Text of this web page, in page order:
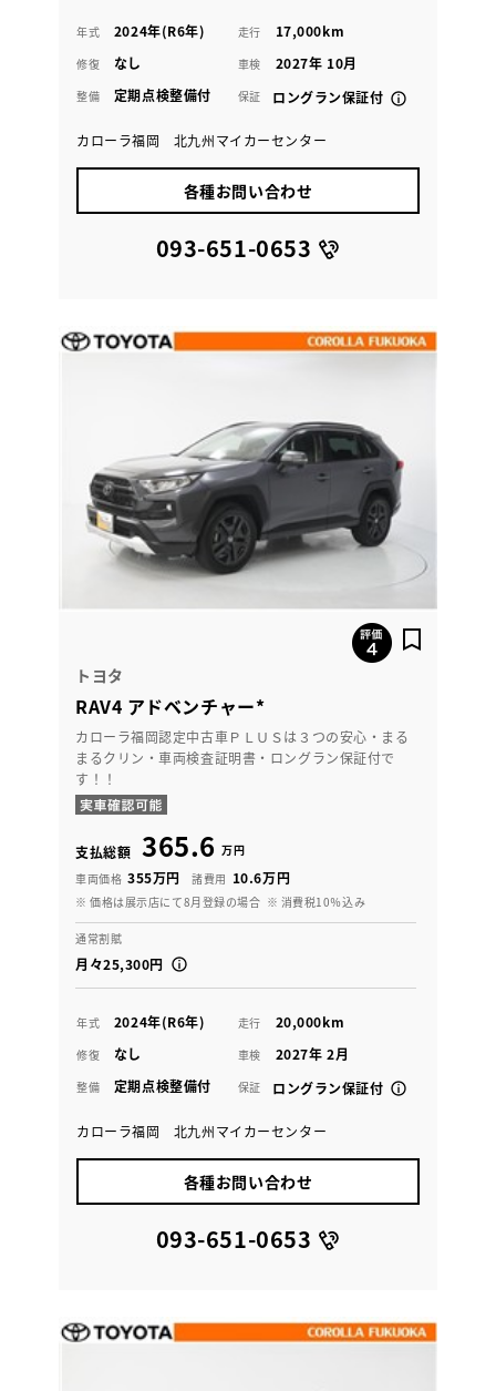
年式 2024年(R6年) 走行 17,000km
修復 なし 車検 2027年 10月
整備 定期点検整備付 保証 ロングラン保証付
カローラ福岡 北九州マイカーセンター
各種お問い合わせ
093-651-0653
トヨタ
RAV4 アドベンチャー*
カローラ福岡認定中古車ＰＬＵＳは３つの安心・まる
まるクリン・車両検査証明書・ロングラン保証付で
す！！
支払総額 365.6 万円
車両価格 355万円 諸費用 10.6万円
※ 価格は展示店にて8月登録の場合 ※ 消費税10％込み
通常割賦
月々25,300円
年式 2024年(R6年) 走行 20,000km
修復 なし 車検 2027年 2月
整備 定期点検整備付 保証 ロングラン保証付
カローラ福岡 北九州マイカーセンター
各種お問い合わせ
093-651-0653